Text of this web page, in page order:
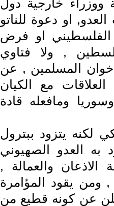
خارجية دول
او دعوة للناتو
الفلسطيني او فرض
, ولا فتاوي
المسلمين , عن
مع الكيان
ومافعله قادة
لكنه يتزود ببترول
به العدو الصهيوني
والعمالة ,
يقود المؤامرة
عن كونه قطيع من